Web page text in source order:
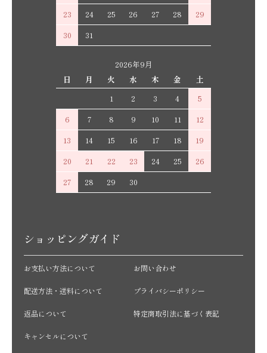
23
24 25 26 27 28
29
30
31
2026年9月
日
月 火 水 木 金
土
1
2 3 4
5
6
7 8 9 10 11
12
13
14 15 16 17 18
19
20
21 22 23 24 25
26
27
28 29 30
ショッピングガイド
お支払い方法について
配送方法・送料について
返品について
キャンセルについて
お問い合わせ
プライバシーポリシー
特定商取引法に基づく表記